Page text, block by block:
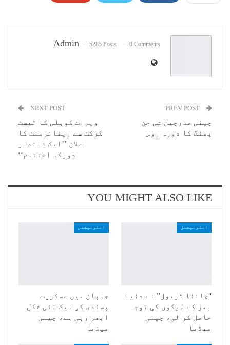
Admin 5285 Posts 0 Comments
چینی صدرچین شی جن
پھنگ کا دورہ روس
NEXT POST
ویرات کوہلی کا ٹیسٹ
کرکٹ سے ریٹائرمنٹ کا
اعلان ’’ایک شاندار
دورکا اختتام‘‘
YOU MIGHT ALSO LIKE
انٹرنیشنل
"چائنا ٹریول” نے دنیا
بھر کے لوگوں کی توجہ
حاصل کر لی، چینی
میڈیا
انٹرنیشنل
جاپان میں عسکریت
پسندی کی ایک نئی شکل
ابھر رہی ہے، چینی
میڈیا